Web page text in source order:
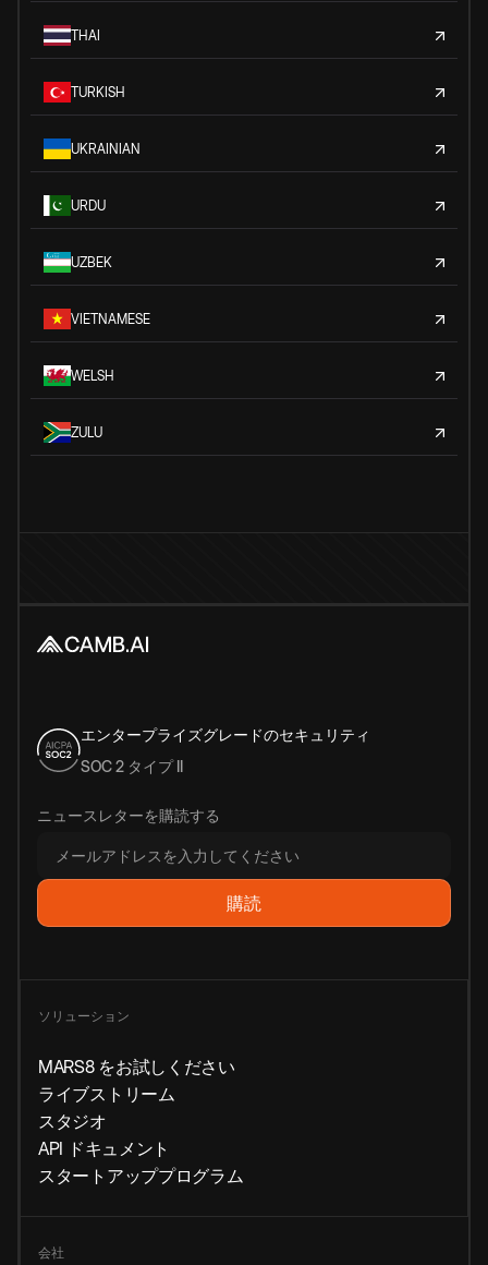
THAI
TURKISH
UKRAINIAN
URDU
UZBEK
VIETNAMESE
WELSH
ZULU
エンタープライズグレードのセキュリティ
SOC 2 タイプ II
ニュースレターを購読する
ソリューション
MARS8 をお試しください
ライブストリーム
スタジオ
API ドキュメント
スタートアッププログラム
会社